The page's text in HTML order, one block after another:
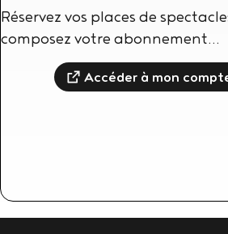
Réservez vos places de
composez votre abonnement...
Accéder à mon